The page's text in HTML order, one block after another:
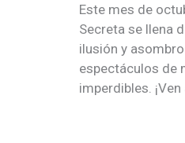
Este mes de
Secreta se llena
ilusión y
espectáculos de
imperdibles. ¡Ven